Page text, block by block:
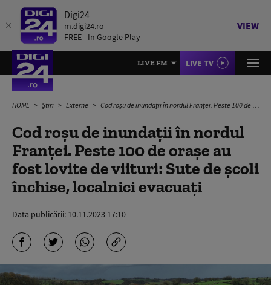
Digi24
m.digi24.ro
FREE - In Google Play
VIEW
LIVE FM LIVE TV
HOME Știri Externe Cod roșu de inundații în nordul Franței. Peste 100 de orașe au fost lovite de viituri: Sute de școli închise, localnici evacuați
Cod roșu de inundații în nordul
Franței. Peste 100 de orașe au
fost lovite de viituri: Sute de școli
închise, localnici evacuați
Data publicării: 10.11.2023 17:10